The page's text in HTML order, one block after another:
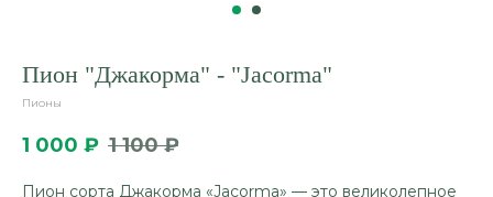
Пион "Джакорма" - "Jacorma"
Пионы
1 000 ₽ 1 100 ₽
Пион сорта Джакорма «Jacorma» — это великолепное